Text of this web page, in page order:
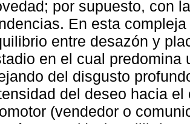
por supuesto, con
En esta
entre desazón y
en el cual predomina
del disgusto
del deseo hacia
(vendedor o